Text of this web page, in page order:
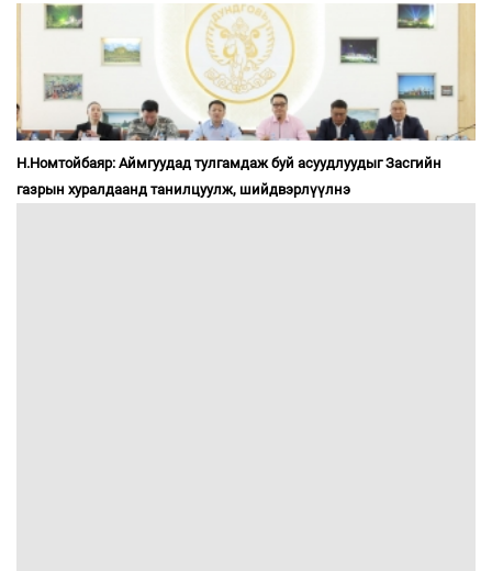
Н.Номтойбаяр: Аймгуудад тулгамдаж буй асуудлуудыг Засгийн
газрын хуралдаанд танилцуулж, шийдвэрлүүлнэ